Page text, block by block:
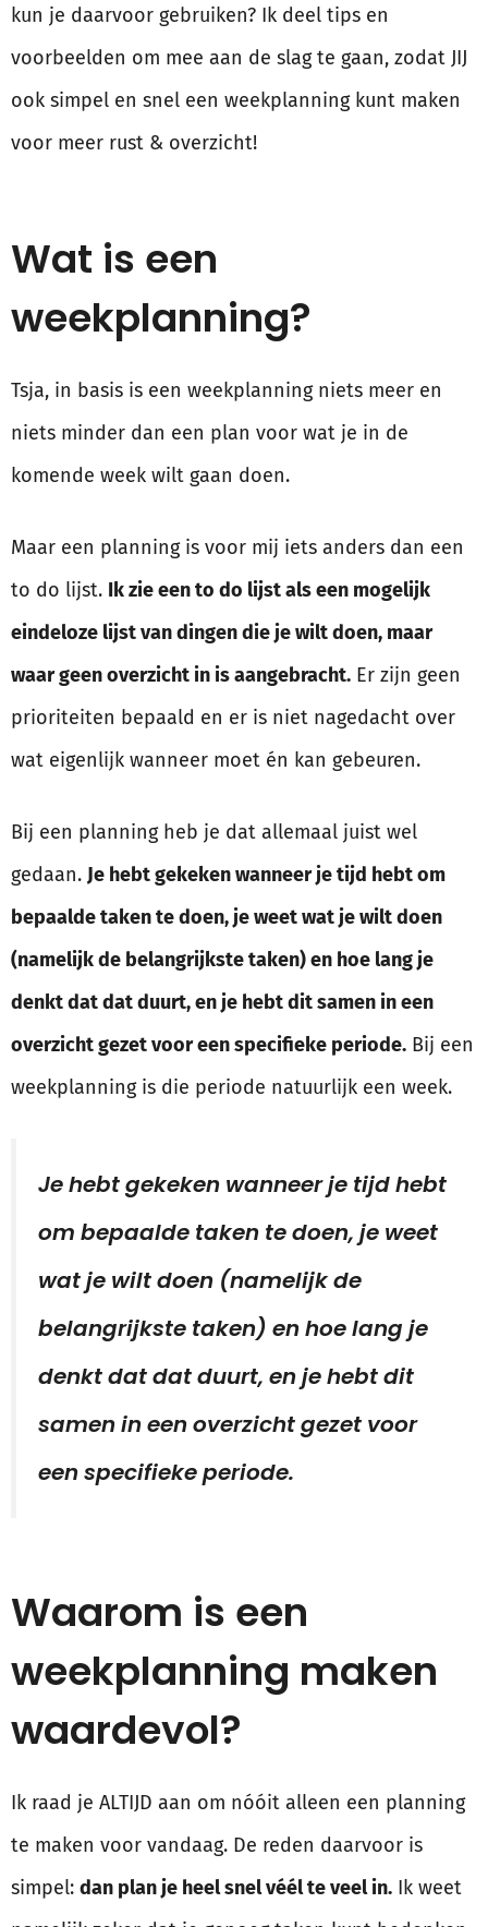
kun je daarvoor gebruiken? Ik deel tips en
voorbeelden om mee aan de slag te gaan, zodat JIJ
ook simpel en snel een weekplanning kunt maken
voor meer rust & overzicht!
Wat is een
weekplanning?
Tsja, in basis is een weekplanning niets meer en
niets minder dan een plan voor wat je in de
komende week wilt gaan doen.
Maar een planning is voor mij iets anders dan een
to do lijst. Ik zie een to do lijst als een mogelijk
eindeloze lijst van dingen die je wilt doen, maar
waar geen overzicht in is aangebracht. Er zijn geen
prioriteiten bepaald en er is niet nagedacht over
wat eigenlijk wanneer moet én kan gebeuren.
Bij een planning heb je dat allemaal juist wel
gedaan. Je hebt gekeken wanneer je tijd hebt om
bepaalde taken te doen, je weet wat je wilt doen
(namelijk de belangrijkste taken) en hoe lang je
denkt dat dat duurt, en je hebt dit samen in een
overzicht gezet voor een specifieke periode. Bij een
weekplanning is die periode natuurlijk een week.
Je hebt gekeken wanneer je tijd hebt
om bepaalde taken te doen, je weet
wat je wilt doen (namelijk de
belangrijkste taken) en hoe lang je
denkt dat dat duurt, en je hebt dit
samen in een overzicht gezet voor
een specifieke periode.
Waarom is een
weekplanning maken
waardevol?
Ik raad je ALTIJD aan om nóóit alleen een planning
te maken voor vandaag. De reden daarvoor is
simpel: dan plan je heel snel véél te veel in. Ik weet